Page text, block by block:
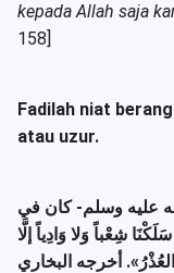
kepada Allah saja
158]
Fadilah niat
atau uzur.
عليه وسلم- كان في
شِعْباً وَلا وَادِياً إلَّا
. أخرجه البخاري